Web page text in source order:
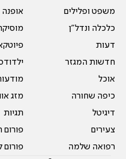
משפט ופלילים
כלכלה ונדל"ן
דעות
חדשות המגזר
אוכל
כיפה שחורה
דיגיטל
צעירים
רפואה שלמה
אופנה
מזג
תגיות
פורום
פורום